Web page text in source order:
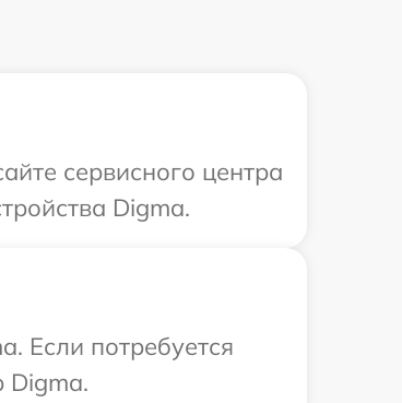
сервисного центра
Digma.
Если потребуется
Digma.